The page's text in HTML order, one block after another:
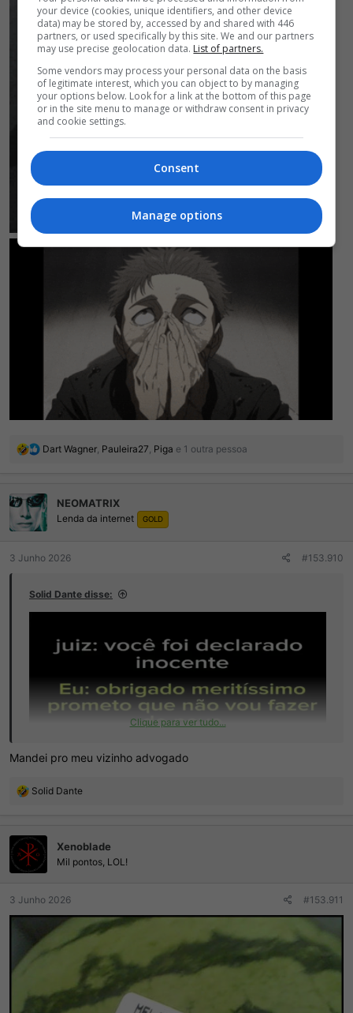
R
õ
e
s
Dart Wagner Pauleira27 Piga e 1 outra pessoa
NEOMATRIX
Lenda da internet GOLD
3 Junho 2026 #153.910
Solid Dante disse:
Clique para ver tudo...
Mandei pro meu vizinho advogado
R
õ
e
s
Solid Dante
Xenoblade
Mil pontos, LOL!
3 Junho 2026 #153.911
your device (cookies, unique identifiers, and other device
data) may be stored by, accessed by and shared with 446
partners, or used specifically by this site. We and our partners
may use precise geolocation data. List of partners.
Some vendors may process your personal data on the basis
of legitimate interest, which you can object to by managing
your options below. Look for a link at the bottom of this page
or in the site menu to manage or withdraw consent in privacy
and cookie settings.
Consent
Manage options